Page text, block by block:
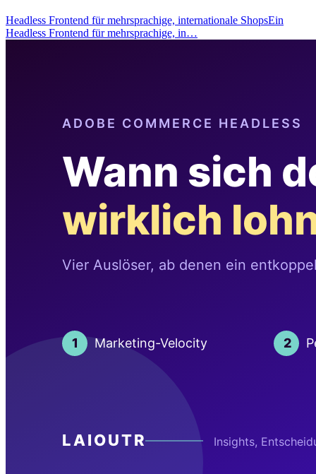
Headless Frontend für mehrsprachige, internationale ShopsEin
Headless Frontend für mehrsprachige, in…